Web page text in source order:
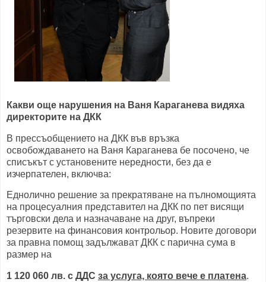
Какви още нарушения на Ваня Караганева видяха
директорите на ДКК
В прессъобщението на ДКК във връзка
освобождаването на Ваня Караганева бе посочено, че
списъкът с установените нередности, без да е
изчерпателен, включва:
Еднолично решение за прекратяване на пълномощията
на процесуалния представител на ДКК по пет висящи
търговски дела и назначаване на друг, въпреки
резервите на финансовия контрольор. Новите договори
за правна помощ задължават ДКК с парична сума в
размер на
1 120 060 лв. с ДДС за услуга, която вече е платена.